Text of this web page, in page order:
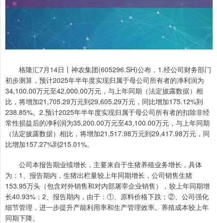
格隆汇7月14日丨神农集团(605296.SH)公布，1.经公司财务部门
初步测算，预计2025年半年度实现归属于母公司所有者的净利润为
34,100.00万元至42,000.00万元，与上年同期（法定披露数据）相
比，将增加21,705.29万元到29,605.29万元，同比增加175.12%到
238.85%。2.预计2025年半年度实现归属于母公司所有者的扣除非经
常性损益后的净利润为35,200.00万元至43,100.00万元，与上年同期
（法定披露数据）相比，将增加21,517.98万元到29,417.98万元，同
比增加157.27%到215.01%。
公司本报告期业绩增长，主要来自于生猪养殖业务增长，具体
为：1、报告期内，生猪出栏量较上年同期增长，公司销售生猪
153.95万头（包含对外销售和对内部屠宰企业销售），较上年同期增
长40.93%；2、报告期内，由于：①、原料价格下跌；②、公司强化
细节管理，进一步提升产能利用率和生产管理效率。养殖成本较上年
同期下降。